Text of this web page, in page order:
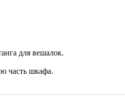
для вешалок.
часть шкафа.